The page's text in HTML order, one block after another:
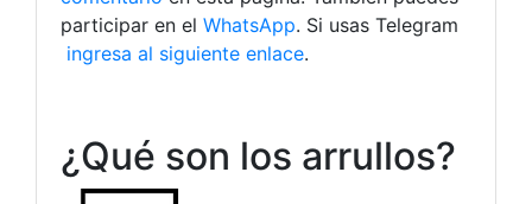
participar en el WhatsApp. Si usas Telegram
ingresa al siguiente enlace.
¿Qué son los arrullos?